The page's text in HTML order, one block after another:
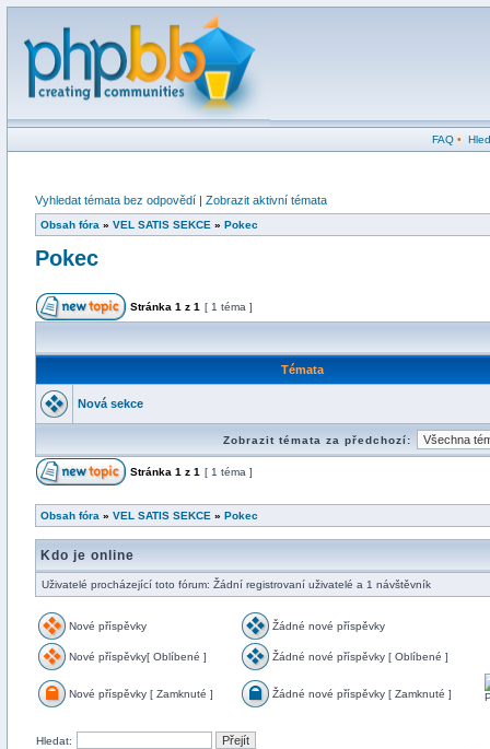
FAQ•
Vyhledat témata bez odpovědí | Zobrazit aktivní témata
Obsah fóra » VEL SATIS SEKCE » Pokec
Pokec
Stránka 1 z 1 [ 1 téma ]
Témata
Nová sekce
Zobrazit témata za předchozí:
Stránka 1 z 1 [ 1 téma ]
Obsah fóra » VEL SATIS SEKCE » Pokec
Kdo je online
Uživatelé procházející toto fórum: Žádní registrovaní uživatelé a 1 návštěvník
Nové příspěvky Žádné nové příspěvky
Nové příspěvky[ Oblíbené ] Žádné nové příspěvky [ Oblíbené ]
Nové příspěvky [ Zamknuté ] Žádné nové příspěvky [ Zamknuté ]
Hledat: